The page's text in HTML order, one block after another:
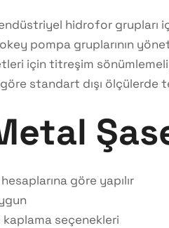
hidrofor grupları
pompa gruplarının
için titreşim
standart dışı ölçülerde
göre yapılır
seçenekleri